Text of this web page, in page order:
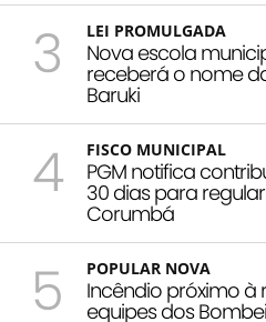
3 LEI PROMULGADA
Nova escola
receberá o nome
Baruki
4 FISCO MUNICIPAL
PGM notifica
30 dias para
Corumbá
5 POPULAR NOVA
Incêndio próximo à
equipes dos